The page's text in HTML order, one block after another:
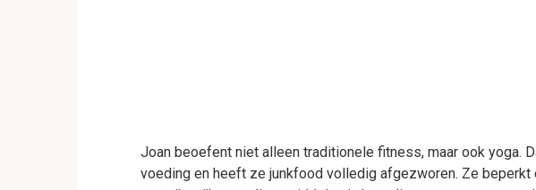
Joan beoefent niet alleen traditionele fitness, maar ook yoga.
voeding en heeft ze junkfood volledig afgezworen. Ze